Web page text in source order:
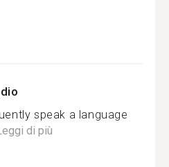
speak a language
di più